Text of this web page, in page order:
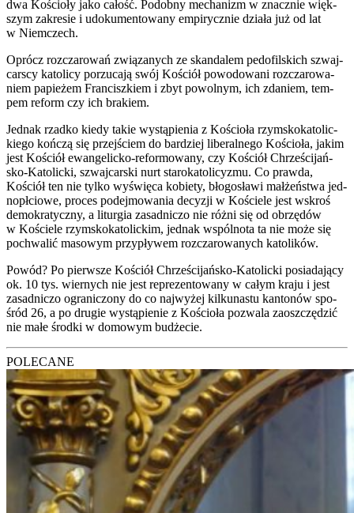
dwa Kościo­ły jako całość. Podob­ny mecha­nizm w znacz­nie więk­
szym zakre­sie i udo­ku­men­to­wa­ny empi­rycz­nie dzia­ła już od lat
w Niem­czech.
Oprócz roz­cza­ro­wań zwią­za­nych ze skan­da­lem pedo­fil­skich szwaj­
car­scy kato­li­cy porzu­ca­ją swój Kościół powo­do­wa­ni roz­cza­ro­wa­
niem papie­żem Fran­cisz­kiem i zbyt powol­nym, ich zda­niem, tem­
pem reform czy ich bra­kiem.
Jed­nak rzad­ko kie­dy takie wystą­pie­nia z Kościo­ła rzym­sko­ka­to­lic­
kie­go koń­czą się przej­ściem do bar­dziej libe­ral­ne­go Kościo­ła, jakim
jest Kościół ewan­ge­lic­ko-refor­mo­wa­ny, czy Kościół Chrze­ści­jań­
sko-Kato­lic­ki, szwaj­car­ski nurt sta­ro­ka­to­li­cy­zmu. Co praw­da,
Kościół ten nie tyl­ko wyświę­ca kobie­ty, bło­go­sła­wi mał­żeń­stwa jed­
no­pł­cio­we, pro­ces podej­mo­wa­nia decy­zji w Koście­le jest wskroś
demo­kra­tycz­ny, a litur­gia zasad­ni­czo nie róż­ni się od obrzę­dów
w Koście­le rzym­sko­ka­to­lic­kim, jed­nak wspól­no­ta ta nie może się
pochwa­lić maso­wym przy­pły­wem roz­cza­ro­wa­nych kato­li­ków.
Powód? Po pierw­sze Kościół Chrze­ści­jań­sko-Kato­lic­ki posia­da­ją­cy
ok. 10 tys. wier­nych nie jest repre­zen­to­wa­ny w całym kra­ju i jest
zasad­ni­czo ogra­ni­czo­ny do co naj­wy­żej kil­ku­na­stu kan­to­nów spo­
śród 26, a po dru­gie wystą­pie­nie z Kościo­ła pozwa­la zaosz­czę­dzić
nie małe środ­ki w domo­wym budże­cie.
POLECANE